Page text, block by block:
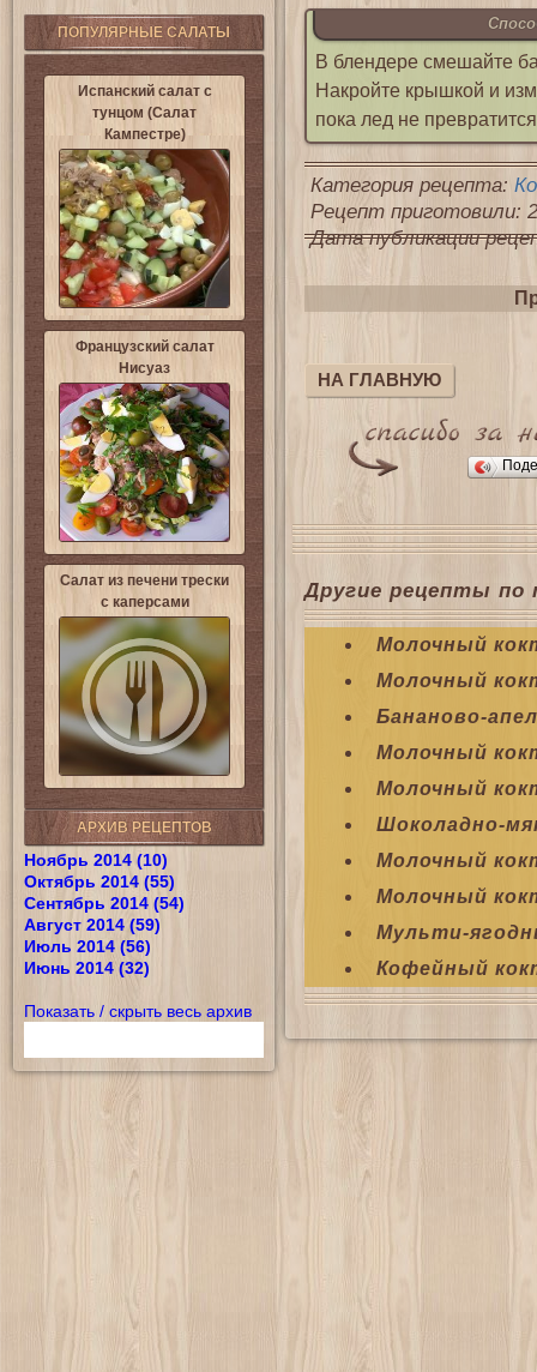
ПОПУЛЯРНЫЕ САЛАТЫ
Испанский салат с
тунцом (Салат
Кампестре)
Французский салат
Нисуаз
Салат из печени трески
с каперсами
АРХИВ РЕЦЕПТОВ
Ноябрь 2014 (10)
Октябрь 2014 (55)
Сентябрь 2014 (54)
Август 2014 (59)
Июль 2014 (56)
Июнь 2014 (32)
Показать / скрыть весь архив
В блендере смешайте
Накройте крышкой и
пока лед не
Категория рецепта:
Рецепт приготовили:
Дата публикации
НА ГЛАВНУЮ
Другие рецепты по
Молочный
Молочный
Бананово-
Молочный
Молочный
Шоколадно-
Молочный
Молочный
Mульти-
Кофейный